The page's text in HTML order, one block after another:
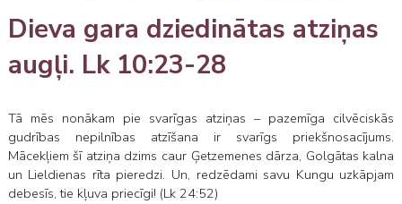
Dieva gara dziedinātas atziņas
augļi. Lk 10:23-28
Tā mēs nonākam pie svarīgas atziņas – pazemīga cilvēciskās
gudrības nepilnības atzīšana ir svarīgs priekšnosacījums.
Mācekļiem šī atziņa dzims caur Ģetzemenes dārza, Golgātas kalna
un Lieldienas rīta pieredzi. Un, redzēdami savu Kungu uzkāpjam
debesīs, tie kļuva priecīgi! (Lk 24:52)